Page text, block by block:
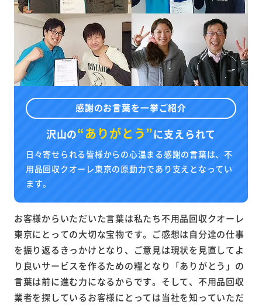
感謝のお言葉を一挙ご紹介
沢山の“ありがとう”に支えられて
日々寄せられる皆様からの心温まる感謝の言葉は、不
用品回収クオーレ東京の原動力であり支えとなってい
ます。
お客様からいただいた言葉は私たち不用品回収クオーレ
東京にとっての大切な宝物です。ご感想は自分達の仕事
を振り返るきっかけとなり、ご意見は現状を見直してよ
り良いサービスを作るための糧となり「ありがとう」の
言葉は前に進む力になるからです。そして、不用品回収
業者を探しているお客様にとっては当社を知っていただ